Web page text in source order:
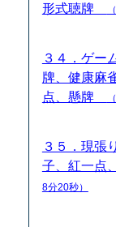
形式聴牌
３４．ゲー
牌、健康麻
点、懸牌
３５．現張
子、紅一点
8分20秒）